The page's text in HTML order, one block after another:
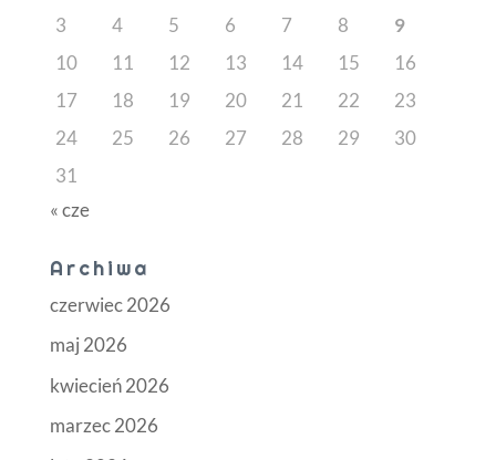
3
4 5 6 7 8
9
10
11 12 13 14 15
16
17
18 19 20 21 22
23
24
25 26 27 28 29
30
31
« cze
Archiwa
czerwiec 2026
maj 2026
kwiecień 2026
marzec 2026